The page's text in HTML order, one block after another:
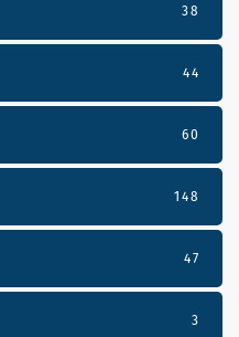
38
44
60
148
47
3